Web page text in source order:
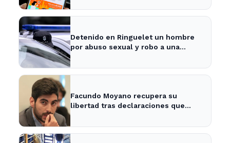
Detenido en Ringuelet un hombre
por abuso sexual y robo a una
Facundo Moyano recupera su
libertad tras declaraciones que